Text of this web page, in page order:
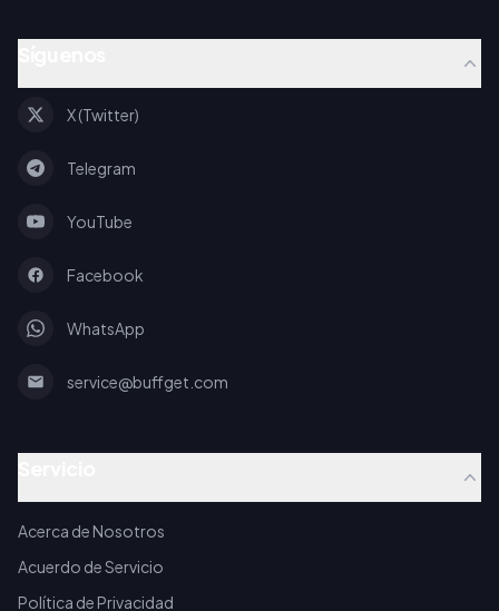
X (Twitter)
Telegram
YouTube
Facebook
WhatsApp
service@buffget.com
Acerca de Nosotros
Acuerdo de Servicio
Política de Privacidad